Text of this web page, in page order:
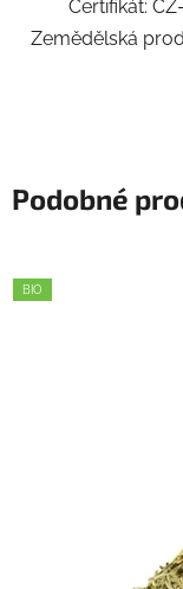
Certifikát:
Zemědělská
Podobné
BIO